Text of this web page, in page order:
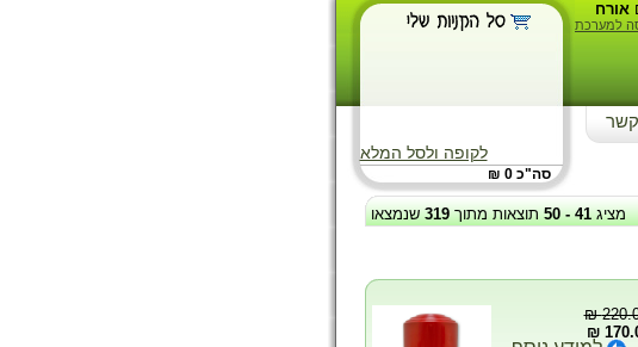
לקופה ולסל המלא
סה"כ 0 ₪
אורח
למערכת
קשר
מציג41
-
50 תוצאות מתוך319שנמצאו